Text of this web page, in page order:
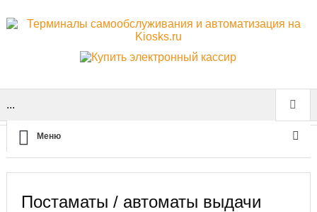
...
Меню
Главная
Постаматы / автоматы выдачи